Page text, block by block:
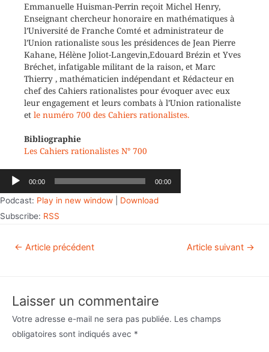
Emmanuelle Huisman-Perrin reçoit Michel Henry,
Enseignant chercheur honoraire en mathématiques à
l’Université de Franche Comté et administrateur de
l’Union rationaliste sous les présidences de Jean Pierre
Kahane, Hélène Joliot-Langevin,Edouard Brézin et Yves
Bréchet, infatigable militant de la raison, et Marc
Thierry , mathématicien indépendant et Rédacteur en
chef des Cahiers rationalistes pour évoquer avec eux
leur engagement et leurs combats à l’Union rationaliste
et le numéro 700 des Cahiers rationalistes.
Bibliographie
Les Cahiers rationalistes N° 700
Lecteur
audio
00:00 00:00
Podcast: Play in new window
Download
Subscribe: RSS
← Article précédent Article suivant →
Laisser un commentaire
Votre adresse e-mail ne sera pas publiée. Les champs
obligatoires sont indiqués avec *